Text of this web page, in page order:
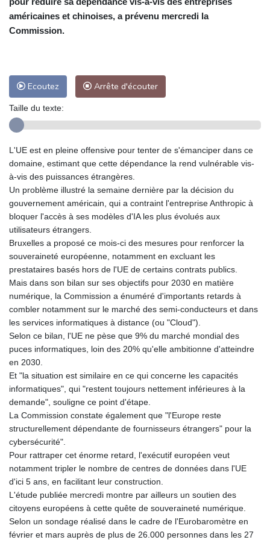
américaines et chinoises, a prévenu mercredi la
Commission.
Ecoutez Arrête d'écouter
Taille du texte:
L'UE est en pleine offensive pour tenter de s'émanciper dans ce
domaine, estimant que cette dépendance la rend vulnérable vis-
à-vis des puissances étrangères.
Un problème illustré la semaine dernière par la décision du
gouvernement américain, qui a contraint l'entreprise Anthropic à
bloquer l'accès à ses modèles d'IA les plus évolués aux
utilisateurs étrangers.
Bruxelles a proposé ce mois-ci des mesures pour renforcer la
souveraineté européenne, notamment en excluant les
prestataires basés hors de l'UE de certains contrats publics.
Mais dans son bilan sur ses objectifs pour 2030 en matière
numérique, la Commission a énuméré d'importants retards à
combler notamment sur le marché des semi-conducteurs et dans
les services informatiques à distance (ou "Cloud").
Selon ce bilan, l'UE ne pèse que 9% du marché mondial des
puces informatiques, loin des 20% qu'elle ambitionne d'atteindre
en 2030.
Et "la situation est similaire en ce qui concerne les capacités
informatiques", qui "restent toujours nettement inférieures à la
demande", souligne ce point d'étape.
La Commission constate également que "l'Europe reste
structurellement dépendante de fournisseurs étrangers" pour la
cybersécurité".
Pour rattraper cet énorme retard, l'exécutif européen veut
notamment tripler le nombre de centres de données dans l'UE
d'ici 5 ans, en facilitant leur construction.
L'étude publiée mercredi montre par ailleurs un soutien des
citoyens européens à cette quête de souveraineté numérique.
Selon un sondage réalisé dans le cadre de l'Eurobaromètre en
février et mars auprès de plus de 26.000 personnes dans les 27